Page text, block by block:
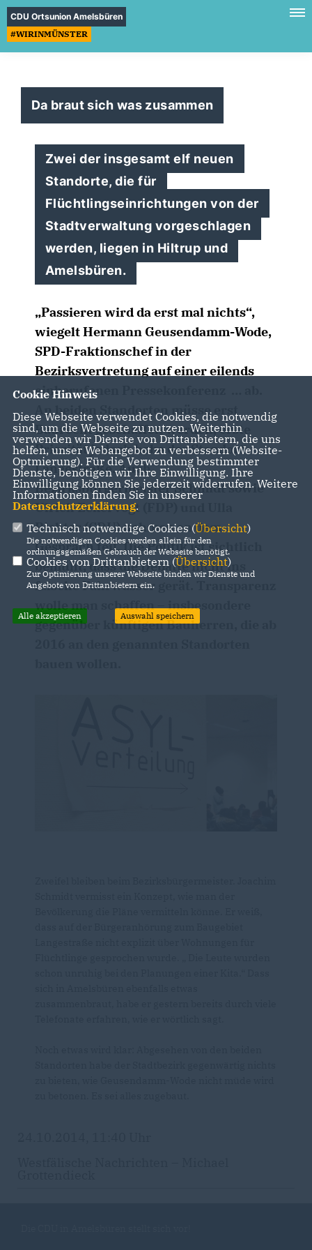
CDU Ortsunion Amelsbüren
#WIRINMÜNSTER
Da braut sich was zusammen
Zwei der insgesamt elf neuen
Standorte, die für
Flüchtlingseinrichtungen von der
Stadtverwaltung vorgeschlagen
werden, liegen in Hiltrup und
Amelsbüren.
Passieren wird da erst mal nichts“,
wiegelt Hermann Geusendamm-Wode,
SPD-Fraktionschef in der
Bezirksvertretung auf einer eilends
einberufenen Pressekonferenz … ab.
An beiden Standorten müsse erst
Baurecht geschaffen werden, erste
Priorität jedoch habe der Standort
Langestraße. Auch
Bezirksbürgermeister Schmidt sowie
Ulrich Eckervogt (FDP) und Ulla
Richter (CDU) nahmen an dem
Gespräch teil. Die Politik ist sichtlich
bemüht, dass die Debatte nicht ins
falsche Fahrwasser gerät. Transparenz
wolle man schaffen – insbesondere
gegenüber künftigen Bauherren, die ab
Cookie Hinweis
Diese Webseite verwendet Cookies, die notwendig
sind, um die Webseite zu nutzen. Weiterhin
verwenden wir Dienste von Drittanbietern, die uns
helfen, unser Webangebot zu verbessern (Website-
Optmierung). Für die Verwendung bestimmter
Dienste, benötigen wir Ihre Einwilligung. Ihre
Einwilligung können Sie jederzeit widerrufen. Weitere
Informationen finden Sie in unserer
Datenschutzerklärung.
Technisch notwendige Cookies (Übersicht)
Die notwendigen Cookies werden allein für den
ordnungsgemäßen Gebrauch der Webseite benötigt.
Cookies von Drittanbietern (Übersicht)
Zur Optimierung unserer Webseite binden wir Dienste und
Angebote von Drittanbietern ein.
Alle akzeptieren Auswahl speichern